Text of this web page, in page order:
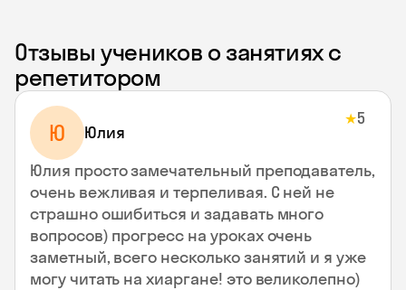
Отзывы учеников о занятиях с
репетитором
Ю Юлия
★5
Юлия просто замечательный преподаватель,
очень вежливая и терпеливая. С ней не
страшно ошибиться и задавать много
вопросов) прогресс на уроках очень
заметный, всего несколько занятий и я уже
могу читать на хиаргане! это великолепно)